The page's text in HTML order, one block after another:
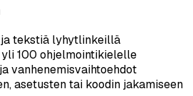
tekstiä lyhytlinkeillä
100 ohjelmointikielelle
vanhenemisvaihtoehdot
asetusten tai koodin jakamiseen